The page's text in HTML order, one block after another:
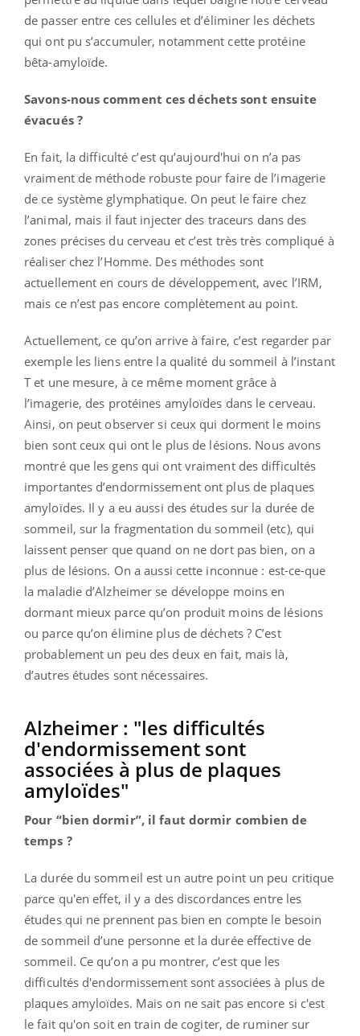
de passer entre ces cellules et d’éliminer les déchets
qui ont pu s’accumuler, notamment cette protéine
bêta-amyloïde.
Savons-nous comment ces déchets sont ensuite
évacués ?
En fait, la difficulté c’est qu’aujourd'hui on n’a pas
vraiment de méthode robuste pour faire de l’imagerie
de ce système glymphatique. On peut le faire chez
l’animal, mais il faut injecter des traceurs dans des
zones précises du cerveau et c’est très très compliqué à
réaliser chez l’Homme. Des méthodes sont
actuellement en cours de développement, avec l’IRM,
mais ce n’est pas encore complètement au point.
Actuellement, ce qu’on arrive à faire, c’est regarder par
exemple les liens entre la qualité du sommeil à l’instant
T et une mesure, à ce même moment grâce à
l’imagerie, des protéines amyloïdes dans le cerveau.
Ainsi, on peut observer si ceux qui dorment le moins
bien sont ceux qui ont le plus de lésions. Nous avons
montré que les gens qui ont vraiment des difficultés
importantes d’endormissement ont plus de plaques
amyloïdes. Il y a eu aussi des études sur la durée de
sommeil, sur la fragmentation du sommeil (etc), qui
laissent penser que quand on ne dort pas bien, on a
plus de lésions. On a aussi cette inconnue : est-ce-que
la maladie d’Alzheimer se développe moins en
dormant mieux parce qu’on produit moins de lésions
ou parce qu’on élimine plus de déchets ? C’est
probablement un peu des deux en fait, mais là,
d’autres études sont nécessaires.
Alzheimer : "les difficultés
d'endormissement sont
associées à plus de plaques
amyloïdes"
Pour “bien dormir”, il faut dormir combien de
temps ?
La durée du sommeil est un autre point un peu critique
parce qu'en effet, il y a des discordances entre les
études qui ne prennent pas bien en compte le besoin
de sommeil d’une personne et la durée effective de
sommeil. Ce qu’on a pu montrer, c’est que les
difficultés d'endormissement sont associées à plus de
plaques amyloïdes. Mais on ne sait pas encore si c'est
le fait qu'on soit en train de cogiter, de ruminer sur